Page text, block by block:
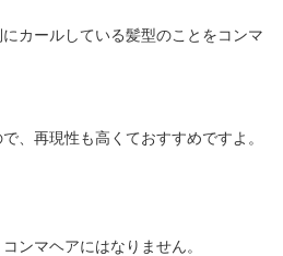
カールしている髪型のことをコンマ
、再現性も高くておすすめですよ。
ンマヘアにはなりません。